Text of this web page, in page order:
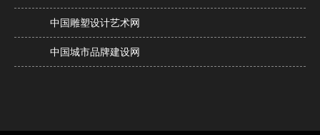
中国雕塑设计艺术网
中国城市品牌建设网